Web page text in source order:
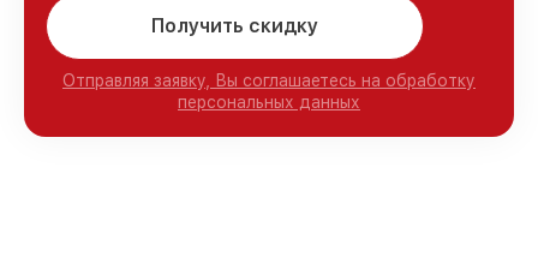
Получить скидку
Отправляя заявку, Вы соглашаетесь на обработку
персональных данных